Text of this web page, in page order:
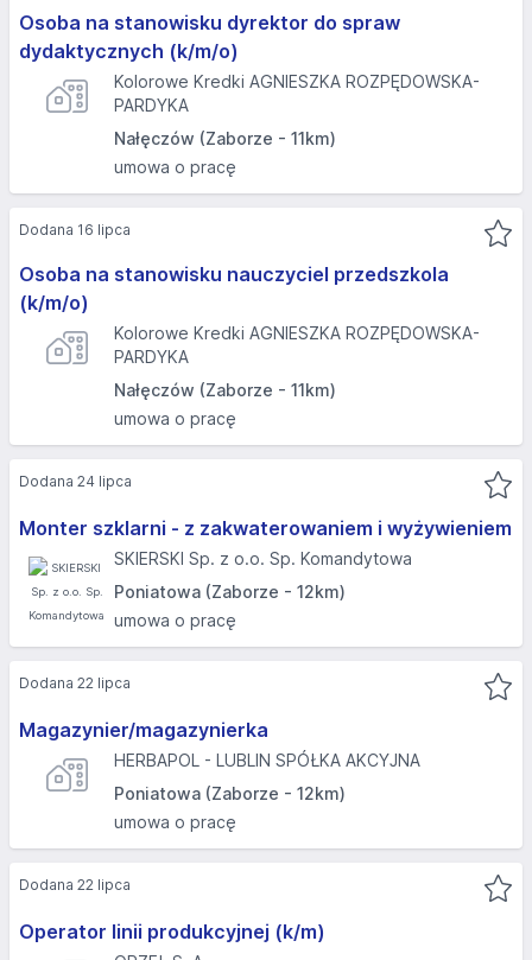
Osoba na stanowisku dyrektor do spraw
dydaktycznych (k/m/o)
Kolorowe Kredki AGNIESZKA ROZPĘDOWSKA-
PARDYKA
Nałęczów (Zaborze - 11km)
umowa o pracę
Osoba na stanowisku nauczyciel przedszkola
(k/m/o)
Kolorowe Kredki AGNIESZKA ROZPĘDOWSKA-
PARDYKA
Nałęczów (Zaborze - 11km)
umowa o pracę
Dodana 16 lipca
Monter szklarni - z zakwaterowaniem i wyżywieniem
SKIERSKI Sp. z o.o. Sp. Komandytowa
Poniatowa (Zaborze - 12km)
umowa o pracę
Dodana 24 lipca
Magazynier/magazynierka
HERBAPOL - LUBLIN SPÓŁKA AKCYJNA
Poniatowa (Zaborze - 12km)
umowa o pracę
Dodana 22 lipca
Operator linii produkcyjnej (k/m)
Dodana 22 lipca